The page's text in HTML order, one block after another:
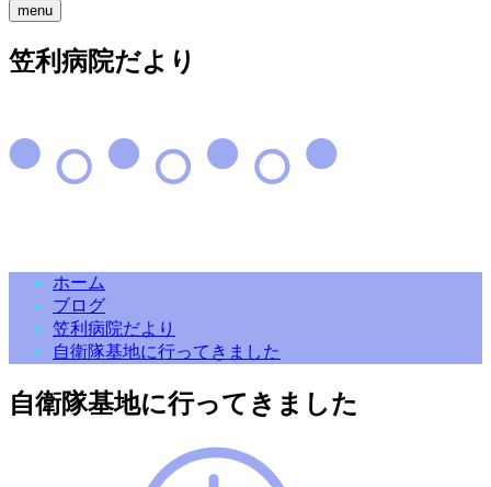
menu
笠利病院だより
ホーム
ブログ
笠利病院だより
自衛隊基地に行ってきました
自衛隊基地に行ってきました